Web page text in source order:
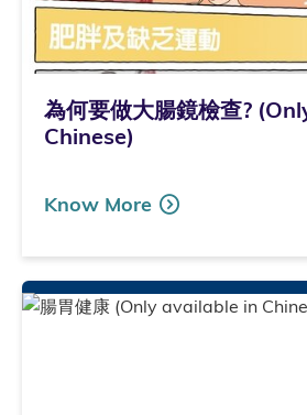
為何要做大腸鏡檢查?
Chinese)
Know More